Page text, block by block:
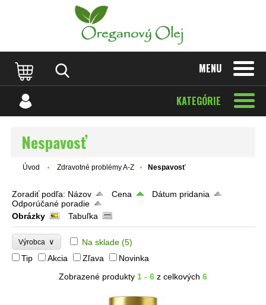
MENU
KATEGÓRIE
Nespavosť
Úvod Zdravotné problémy A-Z Nespavosť
Zoradiť podľa: Názov Cena
Dátum pridania
Odporúčané poradie
Obrázky
Tabuľka
Výrobca ∨ Na sklade (5)
Tip
Akcia Zľava
Novinka
Zobrazené produkty 1 - 6 z celkových 6